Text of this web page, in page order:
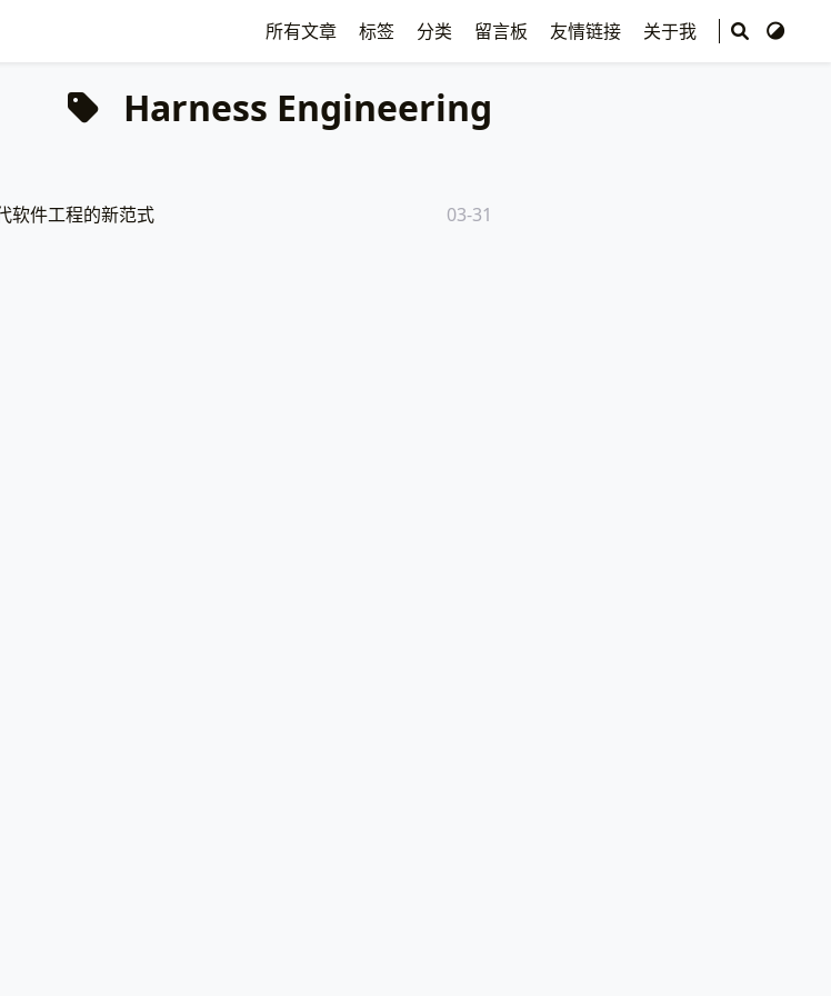
所有文章 标签 分类 留言板 友情链接 关于我
Harness Engineering
软件工程的新范式 03-31